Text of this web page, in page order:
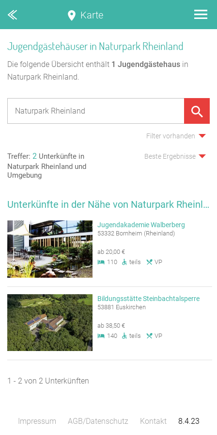
Karte
Jugendgästehäuser in Naturpark Rheinland
Die folgende Übersicht enthält 1 Jugendgästehaus in
Naturpark Rheinland.
Filter vorhanden
Treffer: 2 Unterkünfte in
Naturpark Rheinland und
Umgebung
Beste Ergebnisse
Unterkünfte in der Nähe von Naturpark Rheinland
Jugendakademie Walberberg
53332 Bornheim (Rheinland)
ab 20,00 €
110
teils VP
Bildungsstätte Steinbachtalsperre
53881 Euskirchen
ab 38,50 €
140
teils VP
1 - 2 von 2 Unterkünften
Impressum AGB/Datenschutz Kontakt 8.4.23